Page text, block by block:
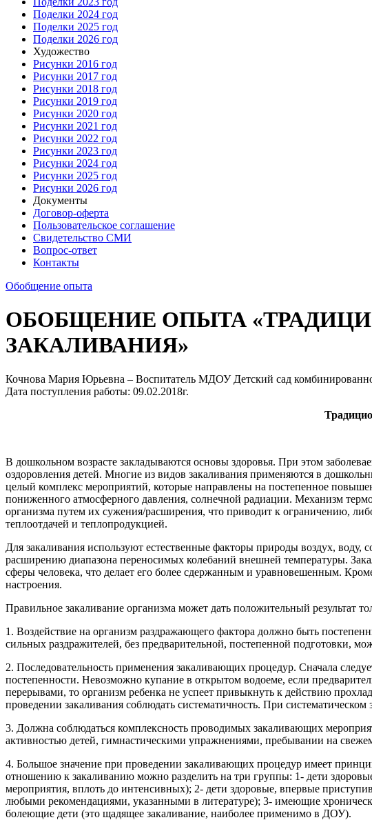
Поделки 2024 год
Поделки 2025 год
Поделки 2026 год
Художество
Рисунки 2016 год
Рисунки 2017 год
Рисунки 2018 год
Рисунки 2019 год
Рисунки 2020 год
Рисунки 2021 год
Рисунки 2022 год
Рисунки 2023 год
Рисунки 2024 год
Рисунки 2025 год
Рисунки 2026 год
Документы
Договор-оферта
Пользовательское соглашение
Свидетельство СМИ
Вопрос-ответ
Контакты
Обобщение опыта
ОБОБЩЕНИЕ ОПЫТА
ЗАКАЛИВАНИЯ»
Кочнова Мария Юрьевна – Воспитатель МДОУ Детский сад
Дата поступления работы: 09.02.2018г.
В дошкольном возрасте закладываются основы здоровья. При этом
оздоровления детей. Многие из видов закаливания применяются в
целый комплекс мероприятий, которые направлены на постепенное
пониженного атмосферного давления, солнечной радиации. Механизм
организма путем их сужения/расширения, что приводит к ограничению,
теплоотдачей и теплопродукцией.
Для закаливания используют естественные факторы природы воздух, воду,
расширению диапазона переносимых колебаний внешней температуры.
сферы человека, что делает его более сдержанным и уравновешенным.
настроения. ​
Правильное закаливание организма может дать положительный результат
1. Воздействие на организм раздражающего фактора должно быть
сильных раздражителей, без предварительной, постепенной подготовки,
2. Последовательность применения закаливающих процедур. Сначала
постепенности. Невозможно купание в открытом водоеме, если
перерывами, то организм ребенка не успеет привыкнуть к действию
проведении закаливания соблюдать систематичность. При систематическом
3. Должна соблюдаться комплексность проводимых закаливающих
активностью детей, гимнастическими упражнениями, пребывании на
4. Большое значение при проведении закаливающих процедур имеет
отношению к закаливанию можно разделить на три группы: 1- дети
мероприятия, вплоть до интенсивных); 2- дети здоровые, впервые
любыми рекомендациями, указанными в литературе); 3- имеющие
болеющие дети (это щадящее закаливание, наиболее применимо в ДОУ). ​